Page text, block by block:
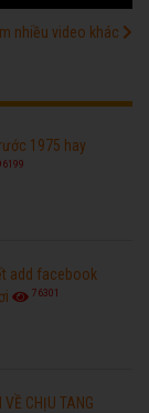
nhiều video khác
1975 hay
add facebook
76301
VỀ CHỊU TANG